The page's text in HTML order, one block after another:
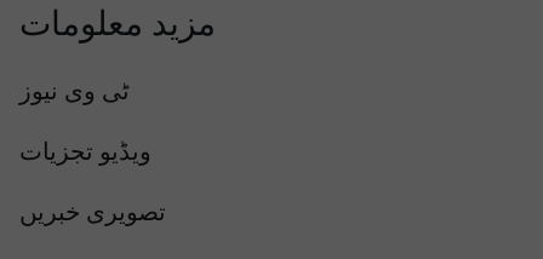
مزید معلومات
ٹی وی نیوز
ویڈیو تجزیات
تصویری خبریں